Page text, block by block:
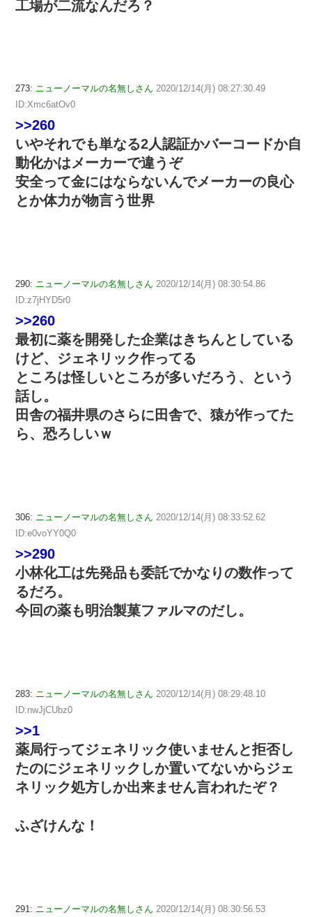
工場が二流なんだろ？
273: ニューノーマルの名無しさん 2020/12/14(月) 08:27:30.49
ID:Xmc6atOv0
>>260
いやそれでも単なる2人認証かバーコードか自
動化かはメーカーで違うぞ
安全って金にはならないんでメーカーの良心
とか体力が物言う世界
290: ニューノーマルの名無しさん 2020/12/14(月) 08:30:54.86
ID:z7jHYD5r0
>>260
最初に薬を開発した企業はきちんとしている
けど、ジェネリック作ってる
ところは怪しいところが多いだろう、という
話し。
田舎の福井県のさらに田舎で、猿が作ってた
ら、恐ろしいｗ
306: ニューノーマルの名無しさん 2020/12/14(月) 08:33:52.62
ID:e0voYY0Q0
>>290
小林化工は先発品も委託でかなりの数作って
るだろ。
今回の薬も明治製菓ファルマのだし。
283: ニューノーマルの名無しさん 2020/12/14(月) 08:29:48.10
ID:nwJjCUbz0
>>1
薬局行ってジェネリック使いませんと拒否し
たのにジェネリックしか置いてないからジェ
ネリック処方しか出来ません言われたぞ？
ふざけんな！
291: ニューノーマルの名無しさん 2020/12/14(月) 08:30:56.53